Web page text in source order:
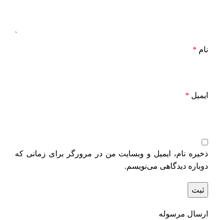
نام *
ایمیل *
ذخیره نام، ایمیل و وبسایت من در مرورگر برای زمانی که
دوباره دیدگاهی می‌نویسم.
ارسال مرسوله